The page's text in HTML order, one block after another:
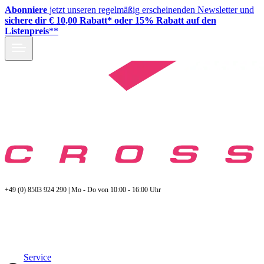
Abonniere jetzt unseren regelmäßig erscheinenden Newsletter und
sichere dir € 10,00 Rabatt* oder 15% Rabatt auf den
Listenpreis**
+49 (0) 8503 924 290 | Mo - Do von 10:00 - 16:00 Uhr
Service